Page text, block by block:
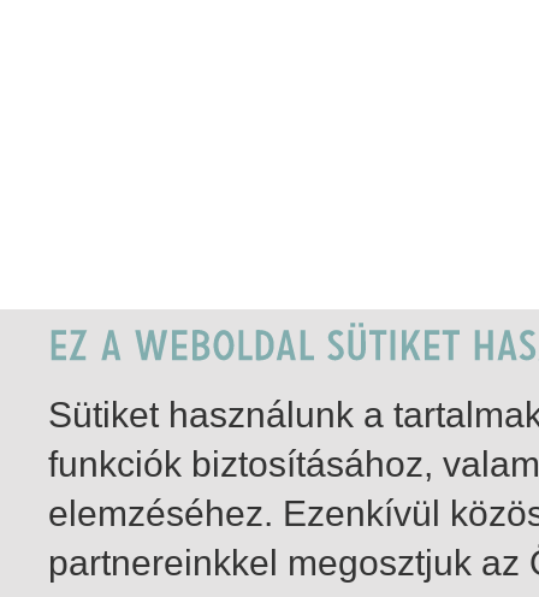
Sütiket használunk a
funkciók biztosításához,
elemzéséhez. Ezenkívül
partnereinkkel megosztjuk